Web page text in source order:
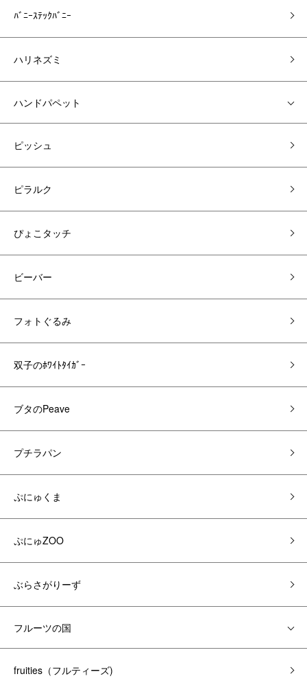
ﾊﾞﾆｰｽﾃｯｸﾊﾞﾆｰ
ハリネズミ
ハンドパペット
ピッシュ
ピラルク
ぴょこタッチ
ビーバー
フォトぐるみ
双子のﾎﾜｲﾄﾀｲｶﾞｰ
ブタのPeave
プチラパン
ぷにゅくま
ぷにゅZOO
ぶらさがりーず
フルーツの国
fruities（フルティーズ)